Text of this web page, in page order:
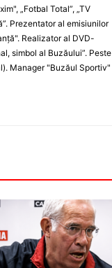
„Fotbal Total”, „TV
Prezentator al emisiunilor
Realizator al DVD-
simbol al Buzăului”. Peste
Manager "Buzăul Sportiv"